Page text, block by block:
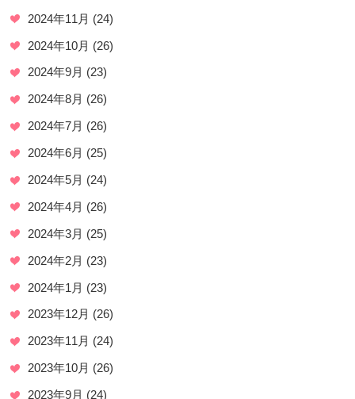
2024年11月 (24)
2024年10月 (26)
2024年9月 (23)
2024年8月 (26)
2024年7月 (26)
2024年6月 (25)
2024年5月 (24)
2024年4月 (26)
2024年3月 (25)
2024年2月 (23)
2024年1月 (23)
2023年12月 (26)
2023年11月 (24)
2023年10月 (26)
2023年9月 (24)